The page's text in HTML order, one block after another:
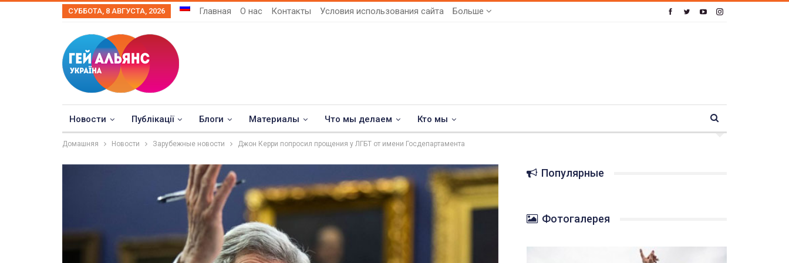
СУББОТА, 8 АВГУСТА, 2026 Главная О нас Контакты Условия использования сайта Больше
Новости Публікації Блоги Материалы Что мы делаем Кто мы
Домашняя Новости Зарубежные новости Джон Керри попросил прощения у ЛГБТ от имени Госдепартамента
Популярные
Фотогалерея